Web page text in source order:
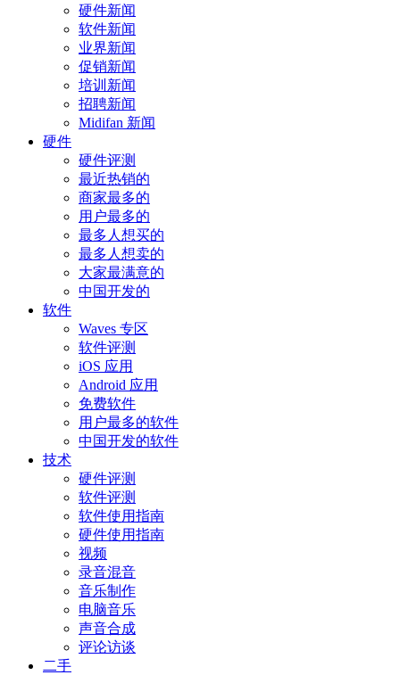
硬件新闻
软件新闻
业界新闻
促销新闻
培训新闻
招聘新闻
Midifan 新闻
硬件
硬件评测
最近热销的
商家最多的
用户最多的
最多人想买的
最多人想卖的
大家最满意的
中国开发的
软件
Waves 专区
软件评测
iOS 应用
Android 应用
免费软件
用户最多的软件
中国开发的软件
技术
硬件评测
软件评测
软件使用指南
硬件使用指南
视频
录音混音
音乐制作
电脑音乐
声音合成
评论访谈
二手